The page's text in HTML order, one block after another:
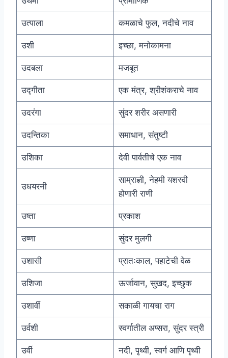
उत्पाला कमळाचे फुल, नदीचे नाव
उशी इच्छा, मनोकामना
उदबला मजबूत
उद्गीता एक मंत्र, श्रीशंकराचे नाव
उदरंगा सुंदर शरीर असणारी
उदन्तिका समाधान, संतुष्टी
उशिका देवी पार्वतीचे एक नाव
उधयरनी
साम्राज्ञी, नेहमी यशस्वी
होणारी राणी
उष्ता प्रकाश
उष्णा सुंदर मुलगी
उशासी प्रातःकाल, पहाटेची वेळ
उशिजा ऊर्जावान, सुखद, इच्छुक
उशार्वी सकाळी गायचा राग
उर्वशी स्वर्गातील अप्सरा, सुंदर स्त्री
उर्वी नदी, पृथ्वी, स्वर्ग आणि पृथ्वी